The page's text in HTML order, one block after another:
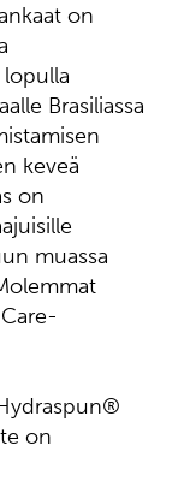
on
Brasiliassa
keveä
on
muassa
on